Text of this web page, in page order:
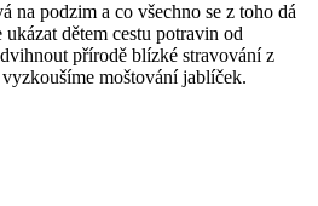
na podzim a co všechno se z toho dá
dětem cestu potravin od
přírodě blízké stravování z
moštování jablíček.